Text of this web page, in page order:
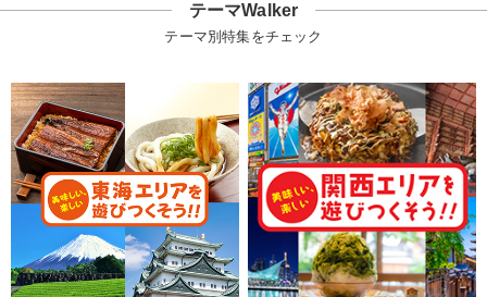
テーマWalker
テーマ別特集をチェック